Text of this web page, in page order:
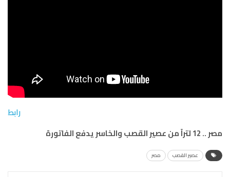
رابط
مصر .. 12 لتراً من عصير القصب والخاسر يدفع الفاتورة
عصير القصب مصر